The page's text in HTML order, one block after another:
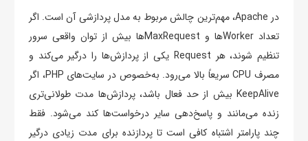
در Apache، مهم‌ترین چالش مربوط به مدل پردازشی آن است. اگر
تعداد Workerها و MaxRequestها بیش از توان واقعی سرور
تنظیم شوند، هر Request یکی از پردازش‌ها را درگیر می‌کند و
مصرف CPU سریعاً بالا می‌رود. به‌خصوص در سایت‌های PHP، اگر
KeepAlive بیش از حد فعال باشد، پردازش‌ها مدت طولانی‌تری
زنده می‌مانند و پاسخ‌دهی سایر درخواست‌ها کند می‌شود. فقط
چند پارامتر اشتباه کافی است تا پردازنده برای مدت زیادی درگیر